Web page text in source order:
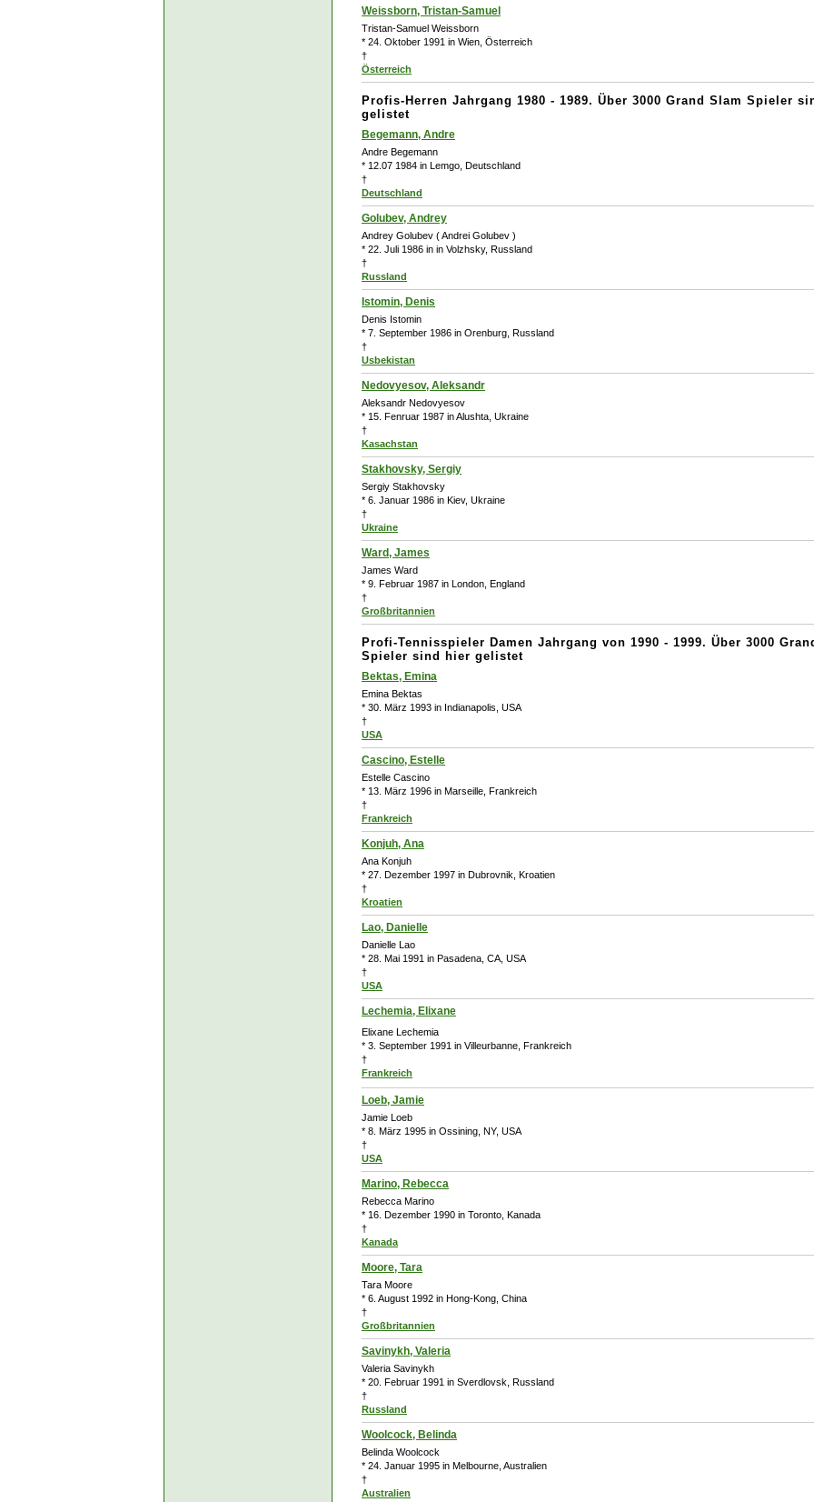
Weissborn, Tristan-Samuel
Tristan-Samuel Weissborn
* 24. Oktober 1991 in Wien, Österreich
†
Österreich
Profis-Herren Jahrgang 1980 - 1989. Über 3000 Grand Slam Spieler
gelistet
Begemann, Andre
Andre Begemann
* 12.07 1984 in Lemgo, Deutschland
†
Deutschland
Golubev, Andrey
Andrey Golubev ( Andrei Golubev )
* 22. Juli 1986 in in Volzhsky, Russland
†
Russland
Istomin, Denis
Denis Istomin
* 7. September 1986 in Orenburg, Russland
†
Usbekistan
Nedovyesov, Aleksandr
Aleksandr Nedovyesov
* 15. Fenruar 1987 in Alushta, Ukraine
†
Kasachstan
Stakhovsky, Sergiy
Sergiy Stakhovsky
* 6. Januar 1986 in Kiev, Ukraine
†
Ukraine
Ward, James
James Ward
* 9. Februar 1987 in London, England
†
Großbritannien
Profi-Tennisspieler Damen Jahrgang von 1990 - 1999. Über 3000
Spieler sind hier gelistet
Bektas, Emina
Emina Bektas
* 30. März 1993 in Indianapolis, USA
†
USA
Cascino, Estelle
Estelle Cascino
* 13. März 1996 in Marseille, Frankreich
†
Frankreich
Konjuh, Ana
Ana Konjuh
* 27. Dezember 1997 in Dubrovnik, Kroatien
†
Kroatien
Lao, Danielle
Danielle Lao
* 28. Mai 1991 in Pasadena, CA, USA
†
USA
Lechemia, Elixane
Elixane Lechemia
* 3. September 1991 in Villeurbanne, Frankreich
†
Frankreich
Loeb, Jamie
Jamie Loeb
* 8. März 1995 in Ossining, NY, USA
†
USA
Marino, Rebecca
Rebecca Marino
* 16. Dezember 1990 in Toronto, Kanada
†
Kanada
Moore, Tara
Tara Moore
* 6. August 1992 in Hong-Kong, China
†
Großbritannien
Savinykh, Valeria
Valeria Savinykh
* 20. Februar 1991 in Sverdlovsk, Russland
†
Russland
Woolcock, Belinda
Belinda Woolcock
* 24. Januar 1995 in Melbourne, Australien
†
Australien